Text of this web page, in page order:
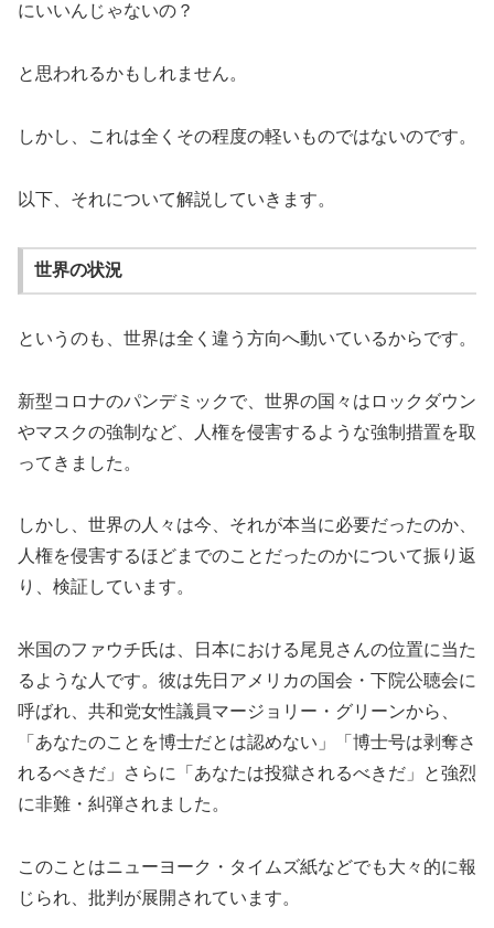
にいいんじゃないの？
と思われるかもしれません。
しかし、これは全くその程度の軽いものではないのです。
以下、それについて解説していきます。
世界の状況
というのも、世界は全く違う方向へ動いているからです。
新型コロナのパンデミックで、世界の国々はロックダウン
やマスクの強制など、人権を侵害するような強制措置を取
ってきました。
しかし、世界の人々は今、それが本当に必要だったのか、
人権を侵害するほどまでのことだったのかについて振り返
り、検証しています。
米国のファウチ氏は、日本における尾見さんの位置に当た
るような人です。彼は先日アメリカの国会・下院公聴会に
呼ばれ、共和党女性議員マージョリー・グリーンから、
「あなたのことを博士だとは認めない」「博士号は剥奪さ
れるべきだ」さらに「あなたは投獄されるべきだ」と強烈
に非難・糾弾されました。
このことはニューヨーク・タイムズ紙などでも大々的に報
じられ、批判が展開されています。